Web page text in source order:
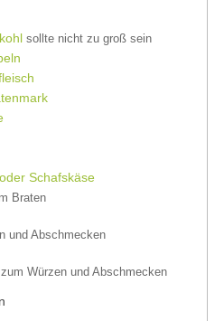
sollte nicht zu groß sein
Schafskäse
Braten
und Abschmecken
zum Würzen und Abschmecken